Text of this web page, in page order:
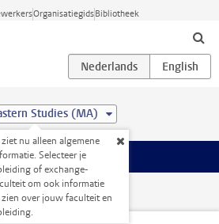
OrganisatiegidsBibliotheek
Studies (MA)
ziet nu alleen algemene
Selecteer je
of exchange-
om ook informatie
zien over jouw faculteit en
Contact en advies